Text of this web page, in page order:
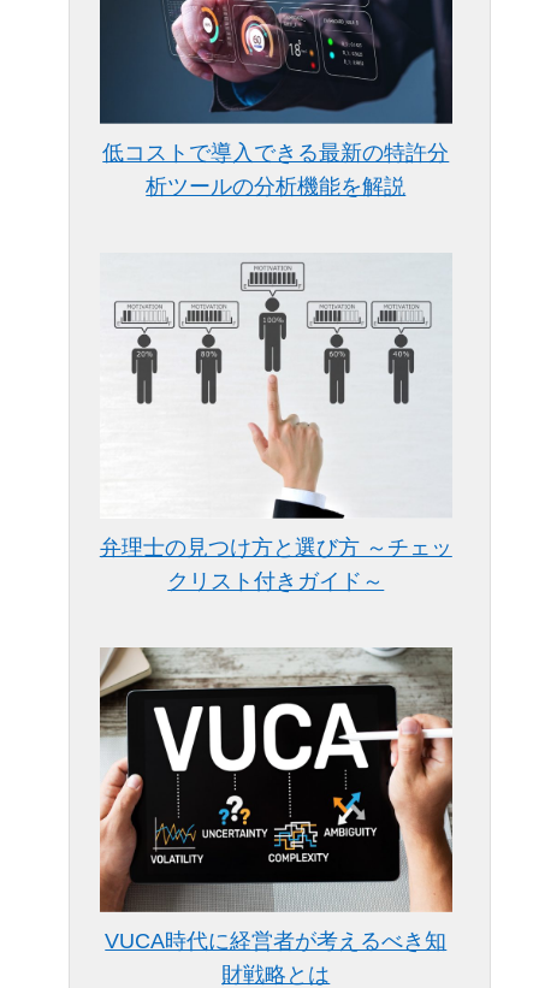
低コストで導入できる最新の特許分
析ツールの分析機能を解説
弁理士の見つけ方と選び方 ～チェッ
クリスト付きガイド～
VUCA時代に経営者が考えるべき知
財戦略とは